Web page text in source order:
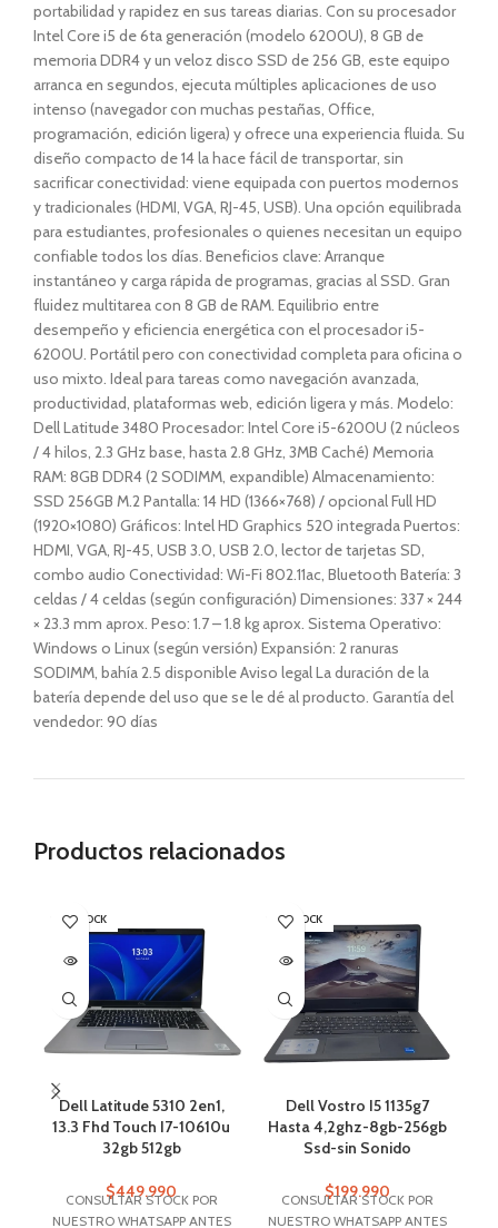
portabilidad y rapidez en sus tareas diarias. Con su procesador
Intel Core i5 de 6ta generación (modelo 6200U), 8 GB de
memoria DDR4 y un veloz disco SSD de 256 GB, este equipo
arranca en segundos, ejecuta múltiples aplicaciones de uso
intenso (navegador con muchas pestañas, Office,
programación, edición ligera) y ofrece una experiencia fluida. Su
diseño compacto de 14 la hace fácil de transportar, sin
sacrificar conectividad: viene equipada con puertos modernos
y tradicionales (HDMI, VGA, RJ-45, USB). Una opción equilibrada
para estudiantes, profesionales o quienes necesitan un equipo
confiable todos los días. Beneficios clave: Arranque
instantáneo y carga rápida de programas, gracias al SSD. Gran
fluidez multitarea con 8 GB de RAM. Equilibrio entre
desempeño y eficiencia energética con el procesador i5-
6200U. Portátil pero con conectividad completa para oficina o
uso mixto. Ideal para tareas como navegación avanzada,
productividad, plataformas web, edición ligera y más. Modelo:
Dell Latitude 3480 Procesador: Intel Core i5-6200U (2 núcleos
/ 4 hilos, 2.3 GHz base, hasta 2.8 GHz, 3MB Caché) Memoria
RAM: 8GB DDR4 (2 SODIMM, expandible) Almacenamiento:
SSD 256GB M.2 Pantalla: 14 HD (1366×768) / opcional Full HD
(1920×1080) Gráficos: Intel HD Graphics 520 integrada Puertos:
HDMI, VGA, RJ-45, USB 3.0, USB 2.0, lector de tarjetas SD,
combo audio Conectividad: Wi-Fi 802.11ac, Bluetooth Batería: 3
celdas / 4 celdas (según configuración) Dimensiones: 337 × 244
× 23.3 mm aprox. Peso: 1.7 – 1.8 kg aprox. Sistema Operativo:
Windows o Linux (según versión) Expansión: 2 ranuras
SODIMM, bahía 2.5 disponible Aviso legal La duración de la
batería depende del uso que se le dé al producto. Garantía del
vendedor: 90 días
Productos relacionados
SIN STOCK
Dell Latitude 5310 2en1,
13.3 Fhd Touch I7-10610u
32gb 512gb
$449.990
CONSULTAR STOCK POR
NUESTRO WHATSAPP ANTES
SIN STOCK
Dell Vostro I5 1135g7
Hasta 4,2ghz-8gb-256gb
Ssd-sin Sonido
$199.990
CONSULTAR STOCK POR
NUESTRO WHATSAPP ANTES